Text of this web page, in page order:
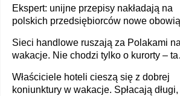
Ekspert: unijne przepisy nakładają na
polskich przedsiębiorców nowe
Sieci handlowe ruszają za Polakami na
wakacje. Nie chodzi tylko o kurorty – ta
tam, gdzie wielu spędzi urlop po cichu
Właściciele hoteli cieszą się z dobrej
koniunktury w wakacje. Spłacają